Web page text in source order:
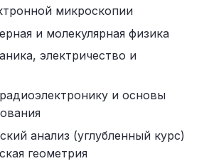
микроскопии
и молекулярная физика
электричество и
и основы
анализ (углубленный курс)
геометрия